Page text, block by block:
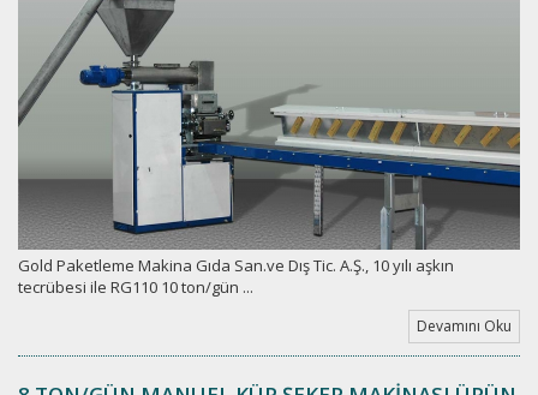
Gold Paketleme Makina Gıda San.ve Dış Tic. A.Ş., 10 yılı aşkın
tecrübesi ile RG110 10 ton/gün ...
Devamını Oku